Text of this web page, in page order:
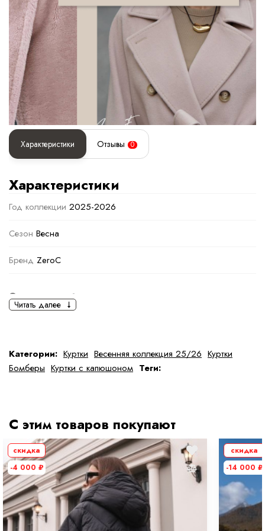
Характеристики Отзывы 0
Характеристики
Год коллекции 2025-2026
Сезон Весна
Бренд ZeroC
Основная информация
Ткань Полиэстер
Состав ткани 100 % полиэстер
Дополнительная информация
Размер M
Размер на модели 44
Длина 80 см
Читать далее
Категории: Куртки Весенняя коллекция 25/26 Куртки
Бомберы Куртки с капюшоном Теги:
С этим товаров покупают
скидка
-4 000 ₽
скидка
-14 000 ₽